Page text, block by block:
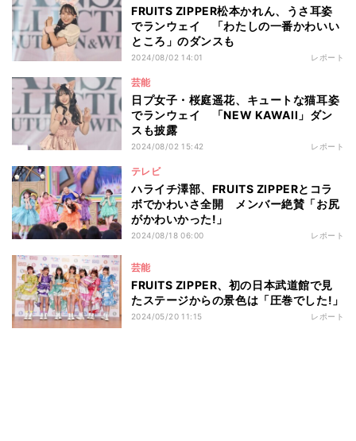
FRUITS ZIPPER松本かれん、うさ耳姿
でランウェイ 「わたしの一番かわいい
ところ」のダンスも
2024/08/02 14:01 レポート
芸能
日プ女子・桜庭遥花、キュートな猫耳姿
でランウェイ 「NEW KAWAII」ダン
スも披露
2024/08/02 15:42 レポート
テレビ
ハライチ澤部、FRUITS ZIPPERとコラ
ボでかわいさ全開 メンバー絶賛「お尻
がかわいかった!」
2024/08/18 06:00 レポート
芸能
FRUITS ZIPPER、初の日本武道館で見
たステージからの景色は「圧巻でした!」
2024/05/20 11:15 レポート